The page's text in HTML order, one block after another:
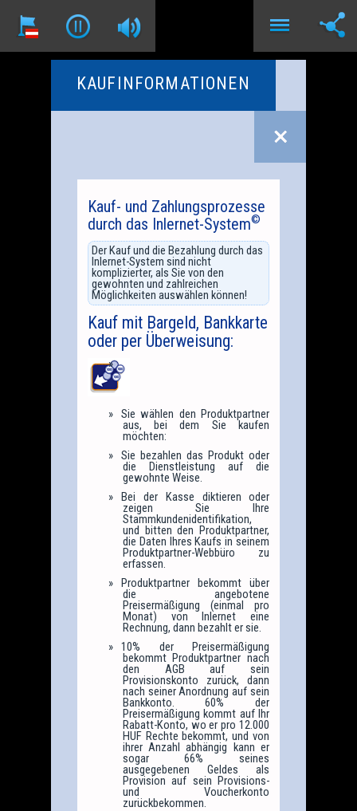
KAUFINFORMATIONEN
Kauf- und Zahlungsprozesse
durch das Inlernet-System©
Der Kauf und die Bezahlung durch das
Inlernet-System sind nicht
komplizierter, als Sie von den
gewohnten und zahlreichen
Möglichkeiten auswählen können!
Kauf mit Bargeld, Bankkarte
oder per Überweisung:
Sie wählen den Produktpartner
aus, bei dem Sie kaufen
möchten:
Sie bezahlen das Produkt oder
die Dienstleistung auf die
gewohnte Weise.
Bei der Kasse diktieren oder
zeigen Sie Ihre
Stammkundenidentifikation,
und bitten den Produktpartner,
die Daten Ihres Kaufs in seinem
Produktpartner-Webbüro zu
erfassen.
Produktpartner bekommt über
die angebotene
Preisermäßigung (einmal pro
Monat) von Inlernet eine
Rechnung, dann bezahlt er sie.
10% der Preisermäßigung
bekommt Produktpartner nach
den AGB auf sein
Provisionskonto zurück, dann
nach seiner Anordnung auf sein
Bankkonto. 60% der
Preisermäßigung kommt auf Ihr
Rabatt-Konto, wo er pro 12.000
HUF Rechte bekommt, und von
ihrer Anzahl abhängig kann er
sogar 66% seines
ausgegebenen Geldes als
Provision auf sein Provisions-
und Voucherkonto
zurückbekommen.